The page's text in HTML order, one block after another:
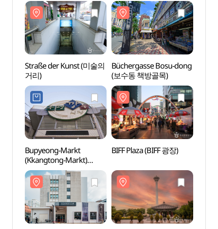
Straße der Kunst (미술의
거리)
Büchergasse Bosu-dong
(보수동 책방골목)
Bupyeong-Markt
(Kkangtong-Markt)
(부평시장(깡통시장))
BIFF Plaza (BIFF 광장)